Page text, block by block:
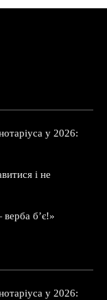
у 2026:
і не
б’є!»
у 2026: